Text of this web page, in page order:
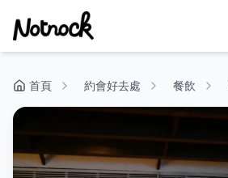
首頁 約會好去處 餐飲